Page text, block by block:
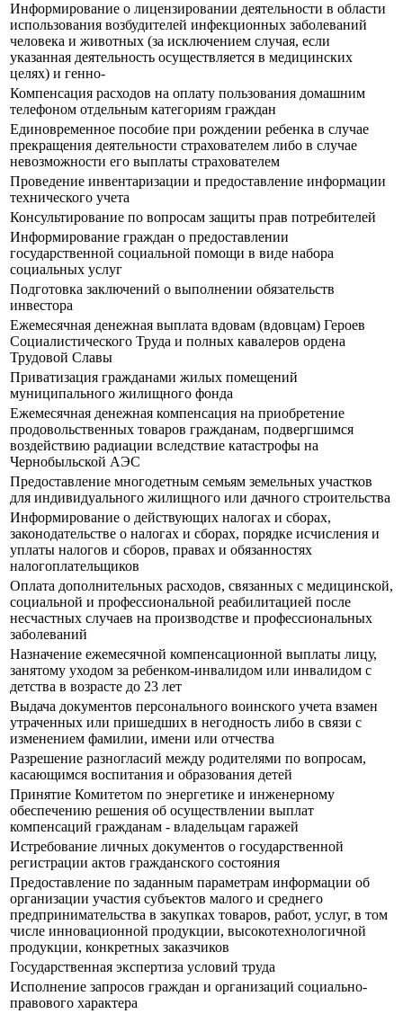
Информирование о лицензировании деятельности в области
использования возбудителей инфекционных заболеваний
человека и животных (за исключением случая, если
указанная деятельность осуществляется в медицинских
целях) и генно-
Компенсация расходов на оплату пользования домашним
телефоном отдельным категориям граждан
Единовременное пособие при рождении ребенка в случае
прекращения деятельности страхователем либо в случае
невозможности его выплаты страхователем
Проведение инвентаризации и предоставление информации
технического учета
Консультирование по вопросам защиты прав потребителей
Информирование граждан о предоставлении
государственной социальной помощи в виде набора
социальных услуг
Подготовка заключений о выполнении обязательств
инвестора
Ежемесячная денежная выплата вдовам (вдовцам) Героев
Социалистического Труда и полных кавалеров ордена
Трудовой Славы
Приватизация гражданами жилых помещений
муниципального жилищного фонда
Ежемесячная денежная компенсация на приобретение
продовольственных товаров гражданам, подвергшимся
воздействию радиации вследствие катастрофы на
Чернобыльской АЭС
Предоставление многодетным семьям земельных участков
для индивидуального жилищного или дачного строительства
Информирование о действующих налогах и сборах,
законодательстве о налогах и сборах, порядке исчисления и
уплаты налогов и сборов, правах и обязанностях
налогоплательщиков
Оплата дополнительных расходов, связанных с медицинской,
социальной и профессиональной реабилитацией после
несчастных случаев на производстве и профессиональных
заболеваний
Назначение ежемесячной компенсационной выплаты лицу,
занятому уходом за ребенком-инвалидом или инвалидом с
детства в возрасте до 23 лет
Выдача документов персонального воинского учета взамен
утраченных или пришедших в негодность либо в связи с
изменением фамилии, имени или отчества
Разрешение разногласий между родителями по вопросам,
касающимся воспитания и образования детей
Принятие Комитетом по энергетике и инженерному
обеспечению решения об осуществлении выплат
компенсаций гражданам - владельцам гаражей
Истребование личных документов о государственной
регистрации актов гражданского состояния
Предоставление по заданным параметрам информации об
организации участия субъектов малого и среднего
предпринимательства в закупках товаров, работ, услуг, в том
числе инновационной продукции, высокотехнологичной
продукции, конкретных заказчиков
Государственная экспертиза условий труда
Исполнение запросов граждан и организаций социально-
правового характера